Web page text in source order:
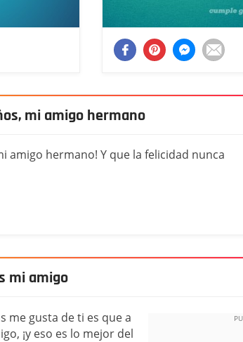
mi amigo hermano
amigo hermano! Y que la felicidad nunca
mi amigo
me gusta de ti es que a
¡y eso es lo mejor del